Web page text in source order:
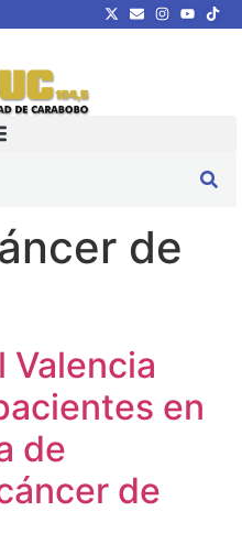
de
Valencia
en
de
de